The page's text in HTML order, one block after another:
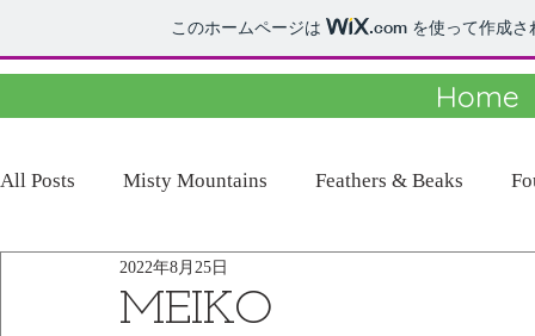
このホームページは .com を使って作成
Home
All Posts Misty Mountains Feathers & Beaks
MEIKO
2022年8月25日